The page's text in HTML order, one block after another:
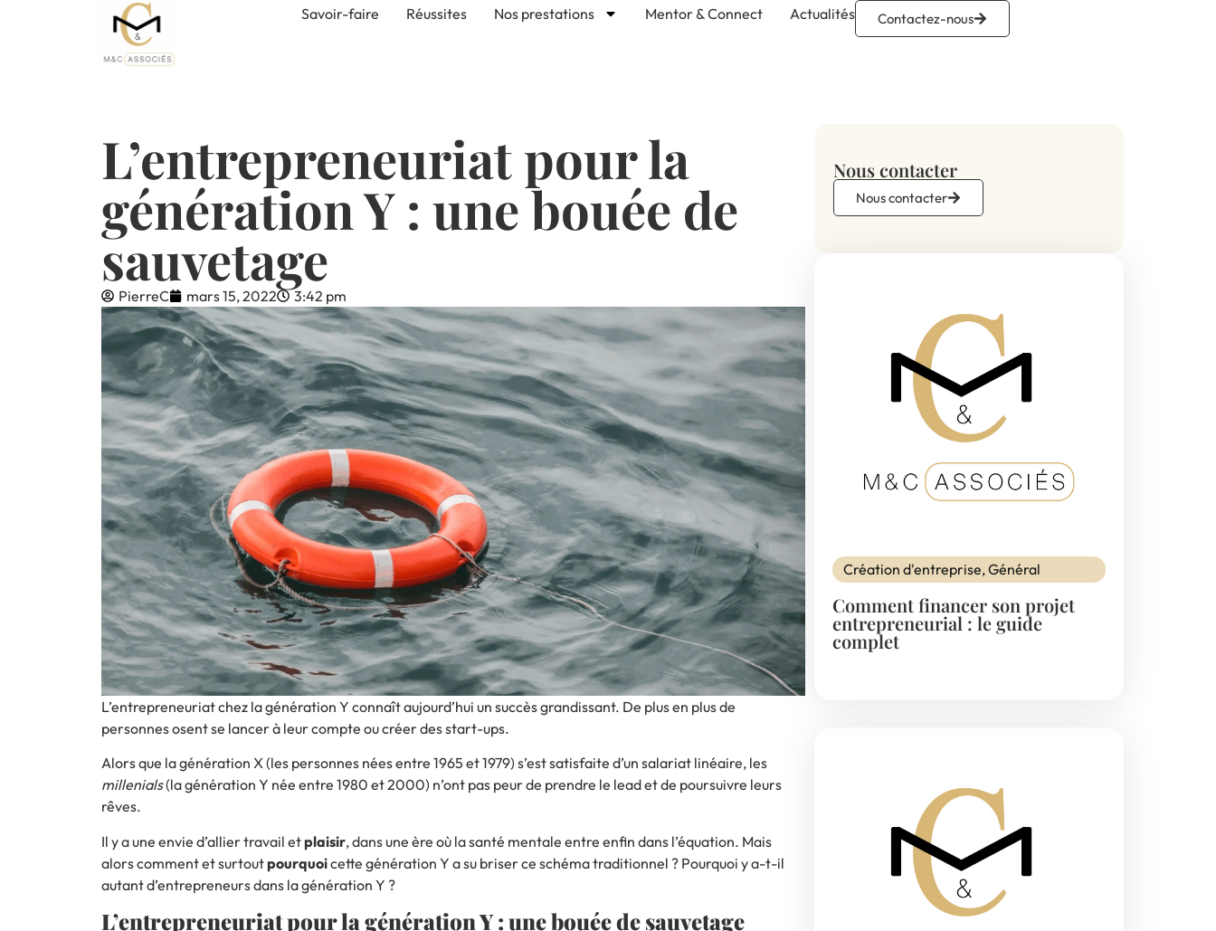
Savoir-faire Réussites Nos prestations Mentor & Connect Actualités Contactez-nous
L’entrepreneuriat pour la
génération Y : une bouée de
sauvetage
PierreC mars 15, 2022 3:42 pm
L’entrepreneuriat chez la génération Y connaît aujourd’hui un succès grandissant. De plus en plus de
personnes osent se lancer à leur compte ou créer des start-ups.
Alors que la génération X (les personnes nées entre 1965 et 1979) s’est satisfaite d’un salariat linéaire, les
millenials(la génération Y née entre 1980 et 2000) n’ont pas peur de prendre le lead et de poursuivre leurs
rêves.
Il y a une envie d’allier travail etplaisir, dans une ère où la santé mentale entre enfin dans l’équation. Mais
alors comment et surtoutpourquoicette génération Y a su briser ce schéma traditionnel ? Pourquoi y a-t-il
autant d’entrepreneurs dans la génération Y ?
L’entrepreneuriat pour la génération Y : une bouée de sauvetage
Nous contacter
Nous contacter
Création d'entreprise,Général
Comment financer son projet
entrepreneurial : le guide
complet